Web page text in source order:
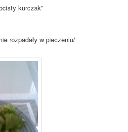
kurczak”
rozpadały w pieczeniu/